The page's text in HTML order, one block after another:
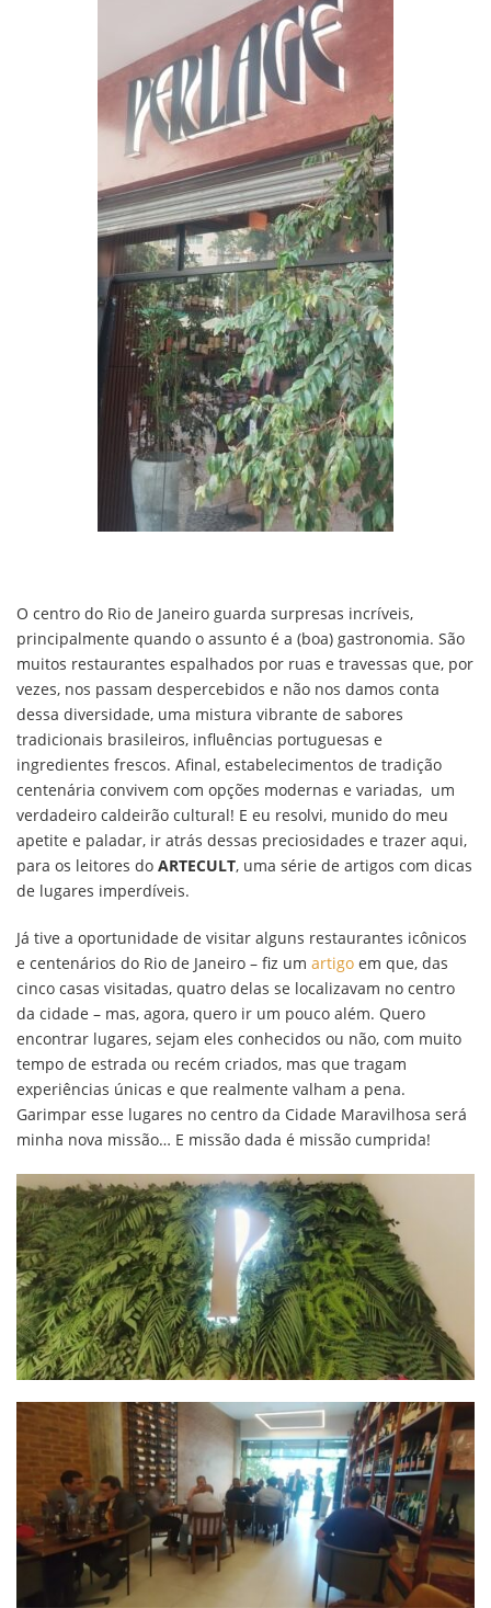
O centro do Rio de Janeiro guarda surpresas incríveis,
principalmente quando o assunto é a (boa) gastronomia. São
muitos restaurantes espalhados por ruas e travessas que, por
vezes, nos passam despercebidos e não nos damos conta
dessa diversidade, uma mistura vibrante de sabores
tradicionais brasileiros, influências portuguesas e
ingredientes frescos. Afinal, estabelecimentos de tradição
centenária convivem com opções modernas e variadas, um
verdadeiro caldeirão cultural! E eu resolvi, munido do meu
apetite e paladar, ir atrás dessas preciosidades e trazer aqui,
para os leitores do ARTECULT, uma série de artigos com dicas
de lugares imperdíveis.
Já tive a oportunidade de visitar alguns restaurantes icônicos
e centenários do Rio de Janeiro – fiz um artigo em que, das
cinco casas visitadas, quatro delas se localizavam no centro
da cidade – mas, agora, quero ir um pouco além. Quero
encontrar lugares, sejam eles conhecidos ou não, com muito
tempo de estrada ou recém criados, mas que tragam
experiências únicas e que realmente valham a pena.
Garimpar esse lugares no centro da Cidade Maravilhosa será
minha nova missão… E missão dada é missão cumprida!